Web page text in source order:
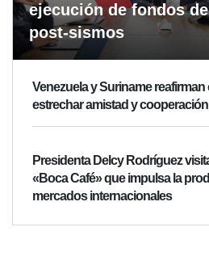
ejecución de fondos
post-sismos
Venezuela y Suriname
estrechar amistad y cooperación
Presidenta Delcy Rodríguez
«Boca Café» que impulsa la
mercados internacionales